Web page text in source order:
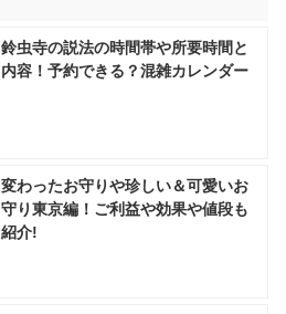
鈴虫寺の説法の時間帯や所要時間と
内容！予約できる？混雑カレンダー
変わったお守りや珍しい＆可愛いお
守り東京編！ご利益や効果や値段も
紹介!